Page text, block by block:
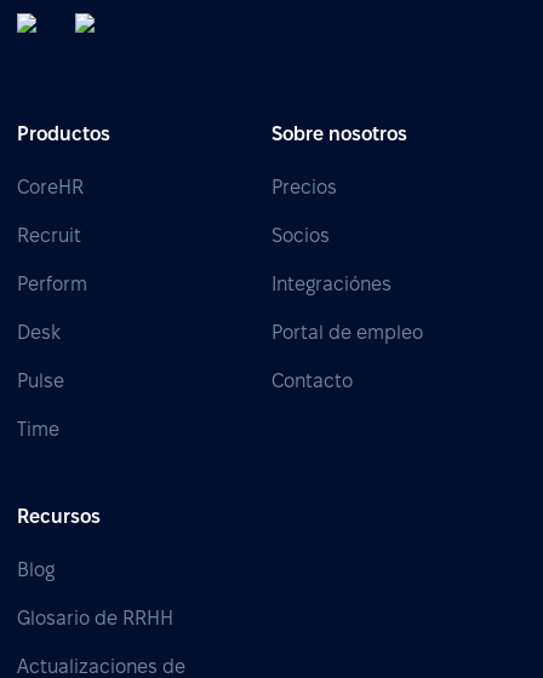
Productos
CoreHR
Recruit
Perform
Desk
Pulse
Time
Sobre nosotros
Precios
Socios
Integraciónes
Portal de empleo
Contacto
Recursos
Blog
Glosario de RRHH
Actualizaciones de